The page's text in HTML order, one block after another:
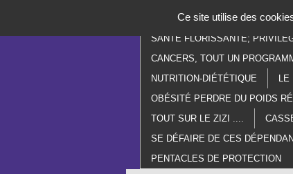
ACCUEIL PARANORMAL
SANTÉ FLORISSANTE;
CANCERS, TOUT UN
NUTRITION-DIÉTÉTIQUE
LE
OBÉSITÉ PERDRE DU POIDS
TOUT SUR LE ZIZI ....
SE DÉFAIRE DE CES
PENTACLES DE PROTECTION
Ce site utilise des